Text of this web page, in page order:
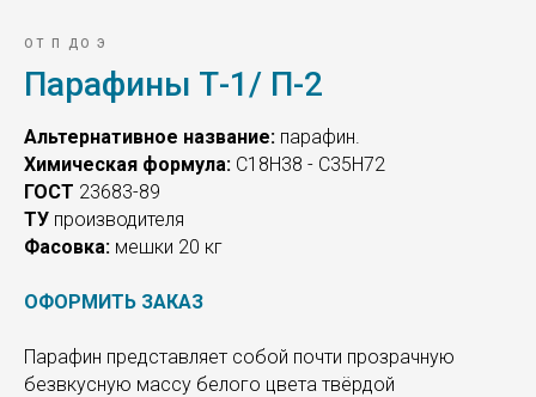
ОТ П ДО Э
Парафины Т-1/ П-2
Альтернативное название: парафин.
Химическая формула: С18Н38 - С35Н72
ГОСТ 23683-89
ТУ производителя
Фасовка: мешки 20 кг
ОФОРМИТЬ ЗАКАЗ
Парафин представляет собой почти прозрачную
безвкусную массу белого цвета твёрдой